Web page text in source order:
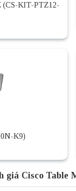
(CS-KIT-PTZ12-
K9)
giá Cisco Table